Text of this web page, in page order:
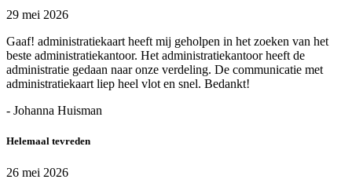
29 mei 2026
Gaaf! administratiekaart heeft mij geholpen in het zoeken van het
beste administratiekantoor. Het administratiekantoor heeft de
administratie gedaan naar onze verdeling. De communicatie met
administratiekaart liep heel vlot en snel. Bedankt!
- Johanna Huisman
Helemaal tevreden
26 mei 2026